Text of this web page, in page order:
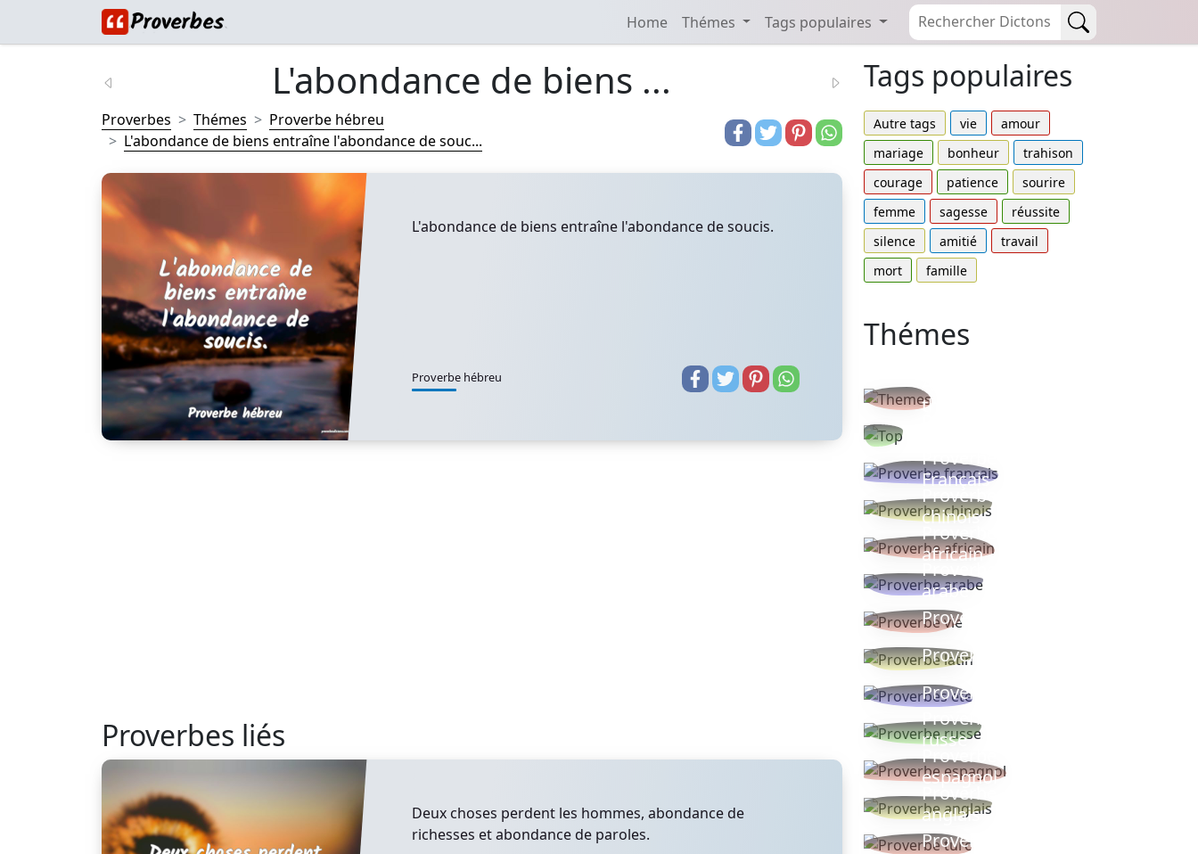
Home Thémes Tags populaires
L'abondance de biens ...
Proverbes Thémes
Proverbe hébreu
L'abondance de biens entraîne l'abondance de souc...
L'abondance de biens entraîne l'abondance de soucis.
Proverbe hébreu
Proverbes liés
Deux choses perdent les hommes, abondance de
richesses et abondance de paroles.
Tags populaires
Autre tags vie
amour
mariage
bonheur
trahison
courage
patience
sourire
femme
sagesse
réussite
silence
amitié
travail
mort
famille
Thémes
thèmes
Proverbe
Français
Proverbe
chinois
Proverbe
africain
Proverbe
arabe
Proverbe vie
Proverbe latin
Proverbes ete
Proverbe
russe
Proverbe
espagnol
Proverbe
anglais
Proverbe turc